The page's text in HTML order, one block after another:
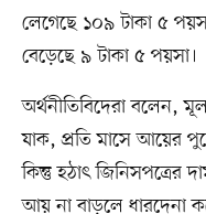
লেগেছে ১০৯ টাকা ৫
বেড়েছে ৯ টাকা ৫ পয়সা।
অর্থনীতিবিদেরা বলেন,
যাক, প্রতি মাসে আয়ের
কিন্তু হঠাৎ জিনিসপত্রের
আয় না বাড়লে ধারদেনা